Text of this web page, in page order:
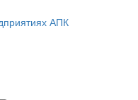
АПК